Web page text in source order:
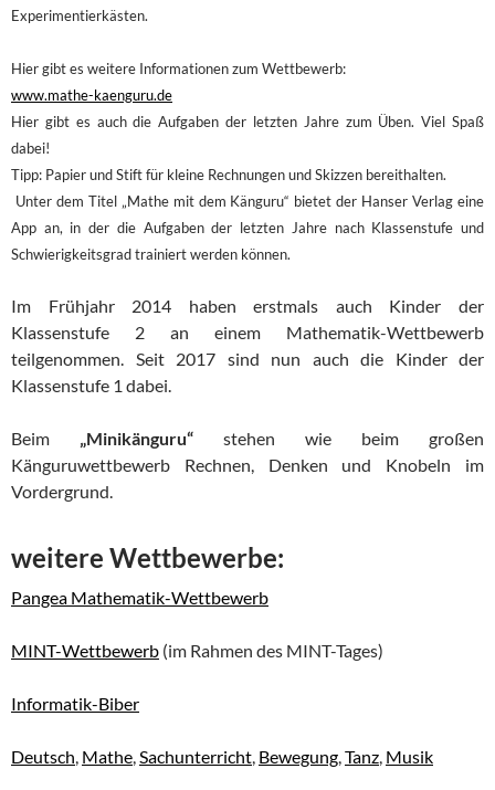
Experimentierkästen.
Hier gibt es weitere Informationen zum Wettbewerb:
www.mathe-kaenguru.de
Hier gibt es auch die Aufgaben der letzten Jahre zum Üben. Viel Spaß
dabei!
Tipp: Papier und Stift für kleine Rechnungen und Skizzen bereithalten.
Unter dem Titel „Mathe mit dem Känguru“ bietet der Hanser Verlag eine
App an, in der die Aufgaben der letzten Jahre nach Klassenstufe und
Schwierigkeitsgrad trainiert werden können.
Im Frühjahr 2014 haben erstmals auch Kinder der
Klassenstufe 2 an einem Mathematik-Wettbewerb
teilgenommen. Seit 2017 sind nun auch die Kinder der
Klassenstufe 1 dabei.
Beim „Minikänguru“ stehen wie beim großen
Känguruwettbewerb Rechnen, Denken und Knobeln im
Vordergrund.
weitere Wettbewerbe:
Pangea Mathematik-Wettbewerb
MINT-Wettbewerb (im Rahmen des MINT-Tages)
Informatik-Biber
Deutsch, Mathe,Sachunterricht, Bewegung,Tanz, Musik